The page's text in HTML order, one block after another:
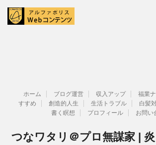
ホーム ブログ運営 収入アップ 福業
すすめ
創造的人生 生活トラブル 白髪
書く瞑想
プロフィール お問い
つなワタリ＠プロ無謀家 |